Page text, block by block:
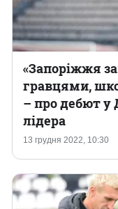
13 грудня 2022, 10:30
«Запоріжжя
гравцями,
– про дебют у
лідера